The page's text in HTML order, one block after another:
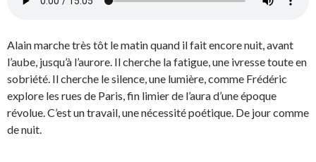
Alain marche très tôt le matin quand il fait encore nuit, avant
l’aube, jusqu’à l’aurore. Il cherche la fatigue, une ivresse toute en
sobriété. Il cherche le silence, une lumière, comme Frédéric
explore les rues de Paris, fin limier de l’aura d’une époque
révolue. C’est un travail, une nécessité poétique. De jour comme
de nuit.